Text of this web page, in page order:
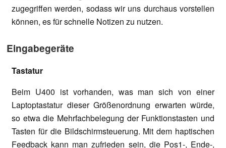
zugegriffen werden, sodass wir uns durchaus vorstellen
können, es für schnelle Notizen zu nutzen.
Eingabegeräte
Tastatur
Beim U400 ist vorhanden, was man sich von einer
Laptoptastatur dieser Größenordnung erwarten würde,
so etwa die Mehrfachbelegung der Funktionstasten und
Tasten für die Bildschirmsteuerung. Mit dem haptischen
Feedback kann man zufrieden sein, die Pos1-, Ende-,